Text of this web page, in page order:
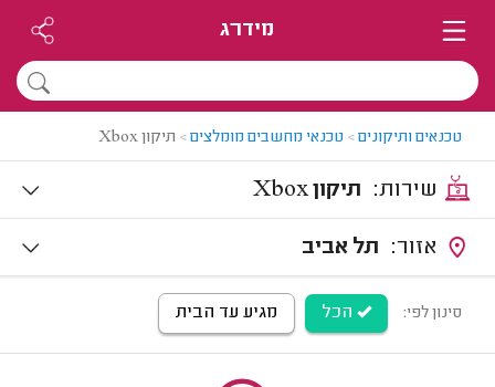
מידרג
טכנאים ותיקונים> טכנאי מחשבים מומלצים> תיקון Xbox
תיקון Xbox
תל אביב
סינון לפי: הכל מגיע עד הבית